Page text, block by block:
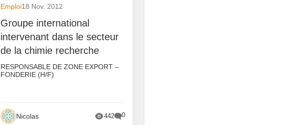
Emploi18 Nov. 2012
Groupe international
intervenant dans le secteur
de la chimie recherche
RESPONSABLE DE ZONE EXPORT –
FONDERIE (H/F)
Nicolas 442 0